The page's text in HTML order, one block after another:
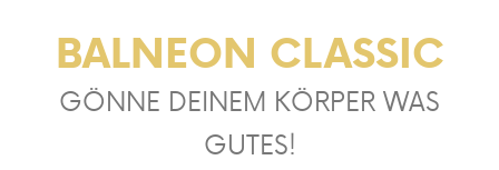
BALNEON CLASSIC
GÖNNE DEINEM KÖRPER WAS
GUTES!